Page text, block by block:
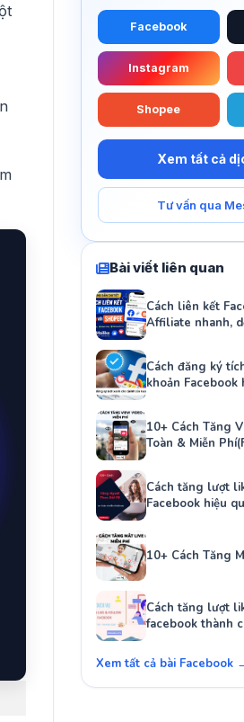
Facebook
Instagram
Shopee
Xem tất cả
Tư vấn qua
Bài viết liên quan
Cách liên kết
Affiliate nhanh,
Cách đăng ký
khoản Facebook
10+ Cách Tăng
Toàn & Miễn
Cách tăng lượt
Facebook hiệu
10+ Cách Tăng
Cách tăng lượt
facebook thành
Xem tất cả bài Facebook